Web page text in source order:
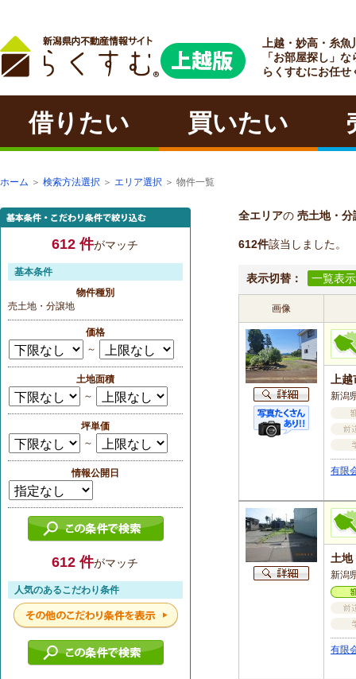
ラクチン
上越・妙高・糸魚
「お部屋探し」な
らくすむにお任せ
借りたい 買いたい
ホーム ＞ 検索方法選択 ＞ エリア選択 ＞ 物件一覧
全エリアの 売土地・分
612件該当しました。
表示切替： 一覧表示
画像
上
新潟
有限
土地
新潟
有限
612 件がマッチ
基本条件
物件種別
売土地・分譲地
価格
～
土地面積
～
坪単価
～
情報公開日
612 件がマッチ
人気のあるこだわり条件